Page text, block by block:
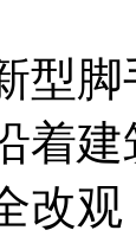
型
着
改